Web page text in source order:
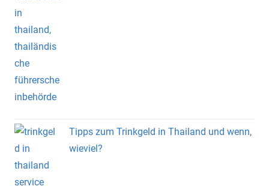
Tipps zum Trinkgeld in Thailand und wenn,
wieviel?